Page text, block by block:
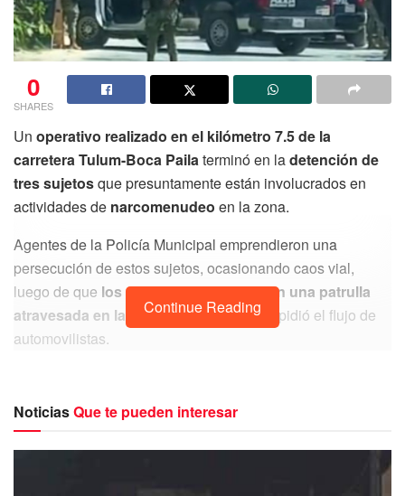
0
SHARES
Un operativo realizado en el kilómetro 7.5 de la
carretera Tulum-Boca Pailaterminó en ladetención de
tres sujetosque presuntamente están involucrados en
actividades de narcomenudeo en la zona.
Agentes de la Policía Municipal emprendieron una
persecución de estos sujetos, ocasionando caos vial,
luego de que los uniformados colocaran una patrulla
atravesada en la estrecha vía, lo que impidió el flujo de
automovilistas.
Continue Reading
NoticiasQue te pueden interesar